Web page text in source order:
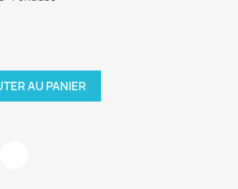
AU PANIER